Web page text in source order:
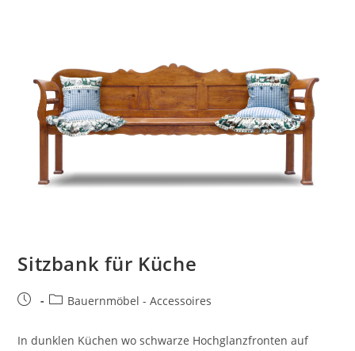
Sitzbank für Küche
Bauernmöbel - Accessoires
In dunklen Küchen wo schwarze Hochglanzfronten auf